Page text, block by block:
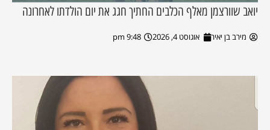
יואב שוורצמן מאלף הכלבים החתיך חגג את יום הולדתו לאחרונה
מירב בן יאיר אוגוסט 4, 2026 9:48 pm